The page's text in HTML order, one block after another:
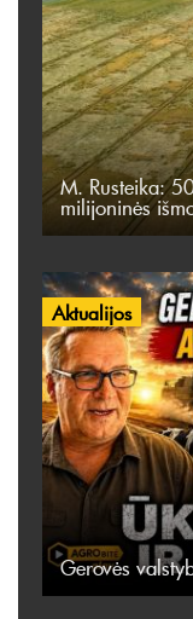
M. Rusteika:
milijoninės
Aktualijos
Gerovės